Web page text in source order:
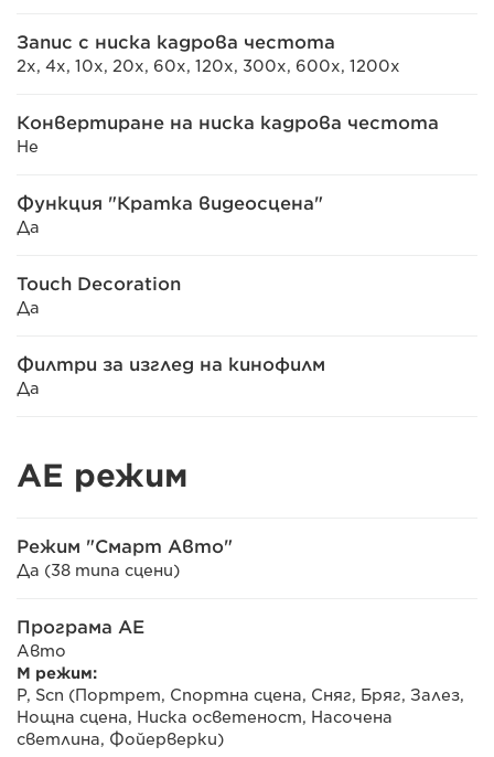
Запис с ниска кадрова честота
2x, 4x, 10x, 20x, 60x, 120x, 300x, 600x, 1200x
Конвертиране на ниска кадрова честота
Не
Функция "Кратка видеосцена"
Да
Touch Decoration
Да
Филтри за изглед на кинофилм
Да
AE режим
Режим "Смарт Авто"
Да (38 типа сцени)
Програма AE
Авто
M режим:
P, Scn (Портрет, Спортна сцена, Сняг, Бряг, Залез,
Нощна сцена, Ниска осветеност, Насочена
светлина, Фойерверки)